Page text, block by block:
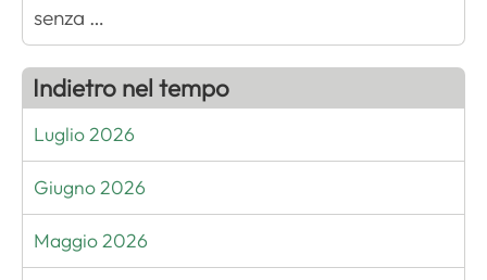
senza …
Indietro nel tempo
Luglio 2026
Giugno 2026
Maggio 2026